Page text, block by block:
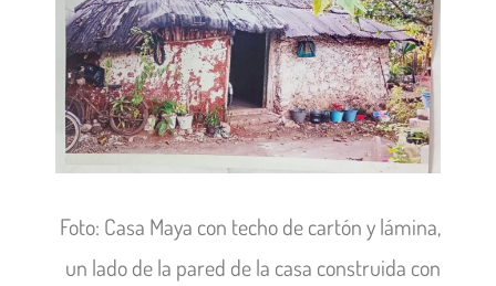
Foto: Casa Maya con techo de cartón y lámina,
un lado de la pared de la casa construida con